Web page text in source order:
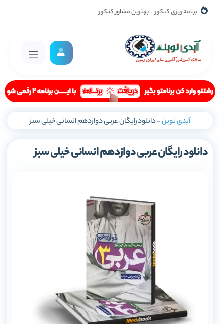
برنامه ریزی کنکور بهترین مشاور کنکور
آیدی نوین-دانلود رایگان عربی دوازدهم انسانی خیلی سبز
دانلود رایگان عربی دوازدهم انسانی خیلی سبز